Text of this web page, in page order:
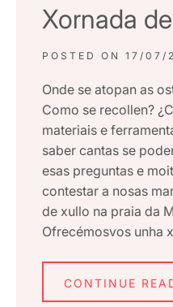
Xornada
POSTED ON 17/07/
Onde se atopan as
Como se recollen?
materiais e
saber cantas se
esas preguntas e
contestar a nosas
de xullo na praia da
Ofrecémosvos unha
CONTINUE